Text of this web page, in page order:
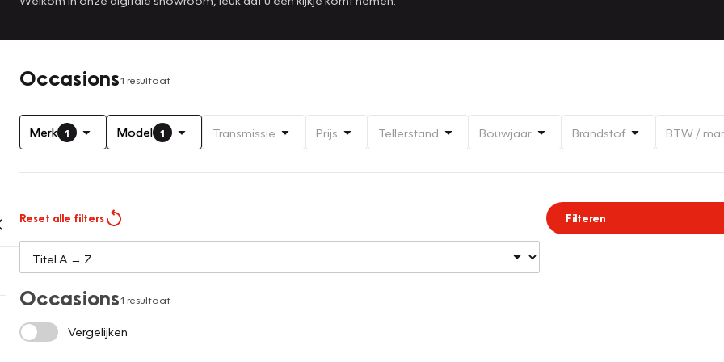
Occasions1 resultaat
Merk 1 Model 1 Transmissie Prijs Tellerstand Bouwjaar Brandstof BTW /
Reset alle filters Filteren
Occasions1 resultaat
Vergelijken